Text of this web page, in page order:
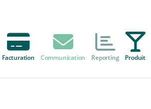
Facturation Communication Reporting Produit